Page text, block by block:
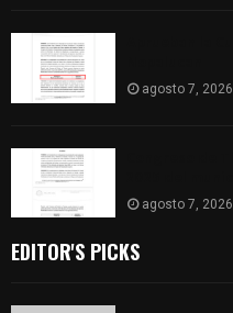
agosto 7, 2026
agosto 7, 2026
EDITOR'S PICKS